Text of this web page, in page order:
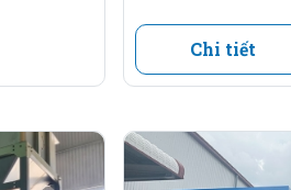
chuyền:
giấy.
Chi tiết